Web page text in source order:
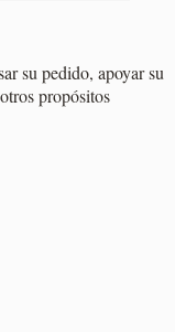
su pedido, apoyar su
propósitos